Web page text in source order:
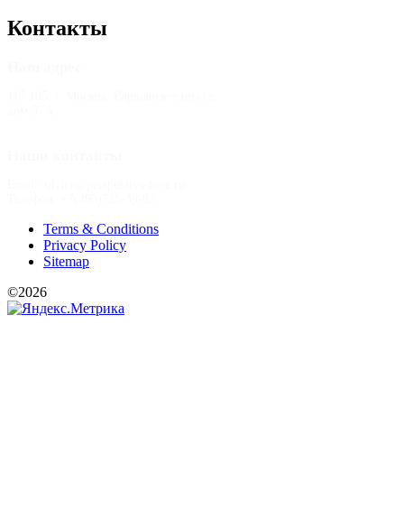
Контакты
Terms & Conditions
Privacy Policy
Sitemap
©2026